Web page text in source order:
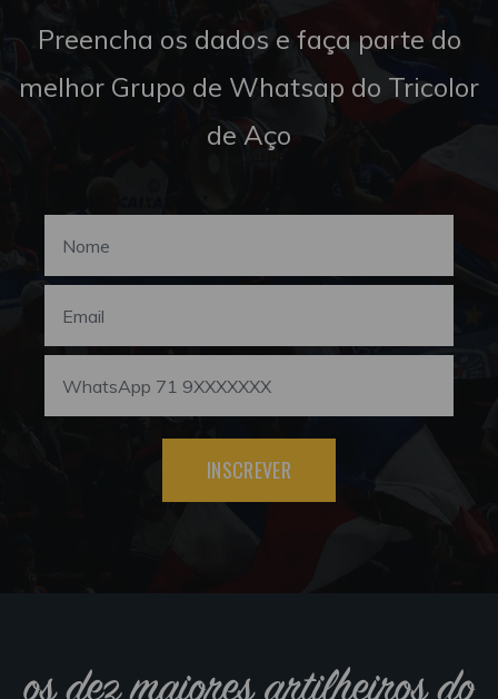
Preencha os dados e faça parte do
melhor Grupo de Whatsap do Tricolor
de Aço
INSCREVER
os dez maiores artilheiros do